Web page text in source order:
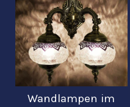
Mehr Details →
Mehr Details →
Bilder /1 /
Bilder /
Wandlampen im